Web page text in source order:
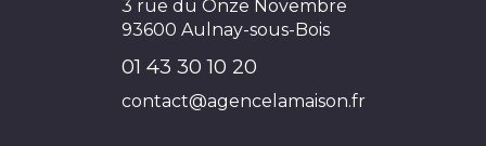
3 rue du Onze Novembre
93600 Aulnay-sous-Bois
01 43 30 10 20
contact@agencelamaison.fr